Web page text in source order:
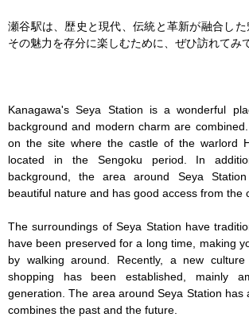
瀬谷駅は、歴史と現代、伝統と革新が融合した
その魅力を存分に楽しむために、ぜひ訪れてみ
Kanagawa's Seya Station is a wonderful
background and modern charm are
on the site where the castle of the warlord
located in the Sengoku period. In
background, the area around Seya
beautiful nature and has good access from the
The surroundings of Seya Station have
have been preserved for a long time, making
by walking around. Recently, a new
shopping has been established, mainly
generation. The area around Seya Station has
combines the past and the future.